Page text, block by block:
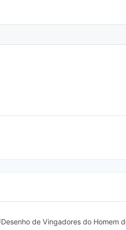
Desenho de Vingadores do Homem